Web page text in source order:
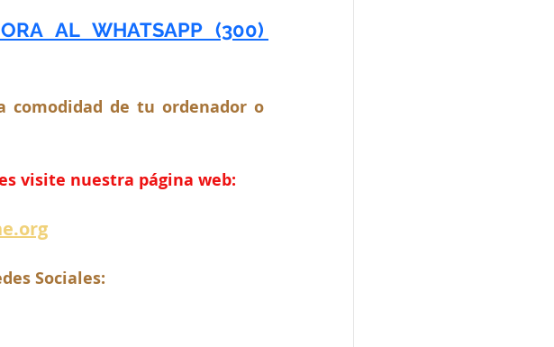
AL WHATSAPP (300)
comodidad de tu ordenador o
visite nuestra página web:
Sociales: